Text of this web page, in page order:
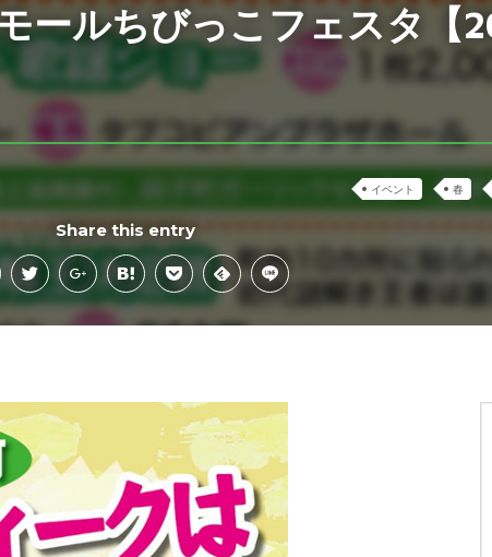
ールちびっこフェスタ【
イベント 春
Share this entry